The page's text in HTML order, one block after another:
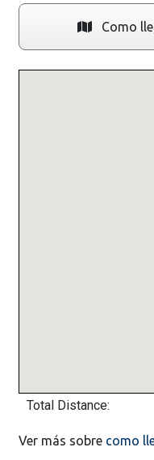
Como
Total Distance:
Ver más sobre como